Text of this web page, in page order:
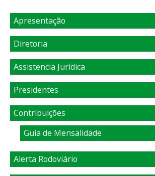
Apresentação
Diretoria
Assistencia Jurídica
Presidentes
Contribuições
Guia de Mensalidade
Alerta Rodoviário